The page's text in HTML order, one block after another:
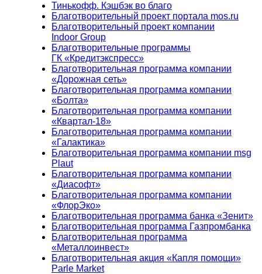
Тинькофф. Кэшбэк во благо
Благотворительный проект портала mos.ru
Благотворительный проект компании
Indoor Group
Благотворительные программы
ГК «Кредитэкспресс»
Благотворительная программа компании
«Дорожная сеть»
Благотворительная программа компании
«Болта»
Благотворительная программа компании
«Квартал-18»
Благотворительная программа компании
«Галактика»
Благотворительная программа компании msg
Plaut
Благотворительная программа компании
«Диасофт»
Благотворительная программа компании
«ФлорЭко»
Благотворительная программа банка «Зенит»
Благотворительная программа Газпромбанка
Благотворительная программа
«Металлоинвест»
Благотворительная акция «Капля помощи»
Parle Market